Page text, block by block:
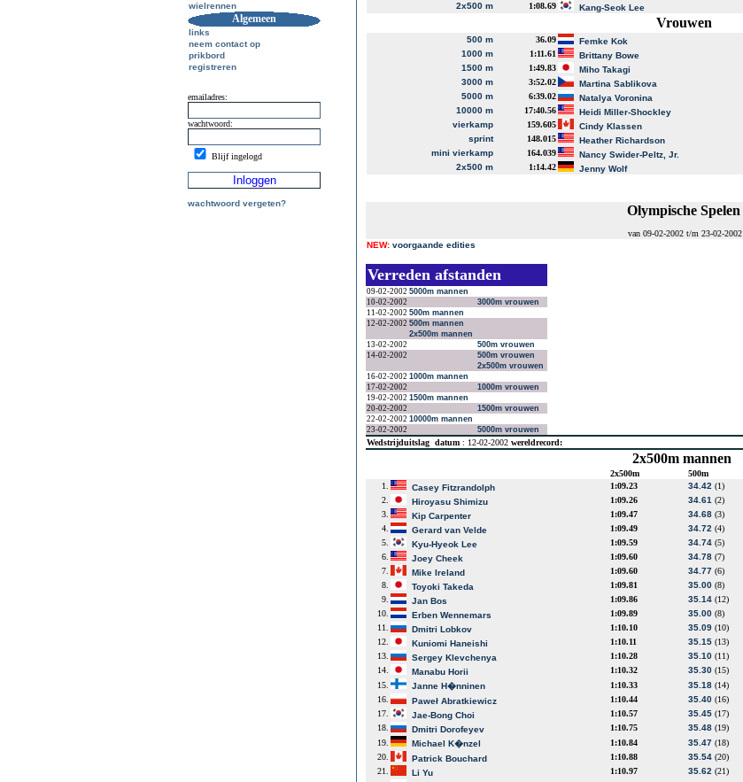
wielrennen
Algemeen
links
neem contact op
prikbord
registreren
emailadres:
wachtwoord:
Blijf ingelogd
wachtwoord vergeten?
2x500 m
1:08.69 Kang-Seok Lee
Vrouwen
500 m 36.09 Femke Kok
1000 m
1:11.61 Brittany Bowe
1500 m
1:49.83 Miho Takagi
3000 m
3:52.02 Martina Sablikova
5000 m
6:39.02 Natalya Voronina
10000 m
17:40.56 Heidi Miller-Shockley
vierkamp
159.605 Cindy Klassen
sprint
148.015 Heather Richardson
mini vierkamp
164.039 Nancy Swider-Peltz, Jr.
2x500 m
1:14.42 Jenny Wolf
Olympische Spelen
van 09-02-2002 t/m 23-02-2002
NEW: voorgaande edities
Verreden afstanden
09-02-2002 5000m mannen
10-02-2002
3000m vrouwen
11-02-2002 500m mannen
12-02-2002 500m mannen
2x500m mannen
13-02-2002
500m vrouwen
14-02-2002
500m vrouwen
2x500m vrouwen
16-02-2002 1000m mannen
17-02-2002
1000m vrouwen
19-02-2002 1500m mannen
20-02-2002
1500m vrouwen
22-02-2002 10000m mannen
23-02-2002
5000m vrouwen
Wedstrijduitslag datum : 12-02-2002 wereldrecord:
2x500m mannen
2x500m 500m
1.
Casey Fitzrandolph 1:09.23 34.42 (1)
2.
Hiroyasu Shimizu 1:09.26 34.61 (2)
3.
Kip Carpenter 1:09.47 34.68 (3)
4.
Gerard van Velde 1:09.49 34.72 (4)
5.
Kyu-Hyeok Lee 1:09.59 34.74 (5)
6.
Joey Cheek 1:09.60 34.78 (7)
7.
Mike Ireland 1:09.60 34.77 (6)
8.
Toyoki Takeda 1:09.81 35.00 (8)
9.
Jan Bos 1:09.86 35.14 (12)
10.
Erben Wennemars 1:09.89 35.00 (8)
11.
Dmitri Lobkov 1:10.10 35.09 (10)
12.
Kuniomi Haneishi 1:10.11 35.15 (13)
13.
Sergey Klevchenya 1:10.28 35.10 (11)
14.
Manabu Horii 1:10.32 35.30 (15)
15.
Janne H�nninen 1:10.33 35.18 (14)
16.
Paweł Abratkiewicz 1:10.44 35.40 (16)
17.
Jae-Bong Choi 1:10.57 35.45 (17)
18.
Dmitri Dorofeyev 1:10.75 35.48 (19)
19.
Michael K�nzel 1:10.84 35.47 (18)
20.
Patrick Bouchard 1:10.88 35.54 (20)
21.
Li Yu 1:10.97 35.62 (21)